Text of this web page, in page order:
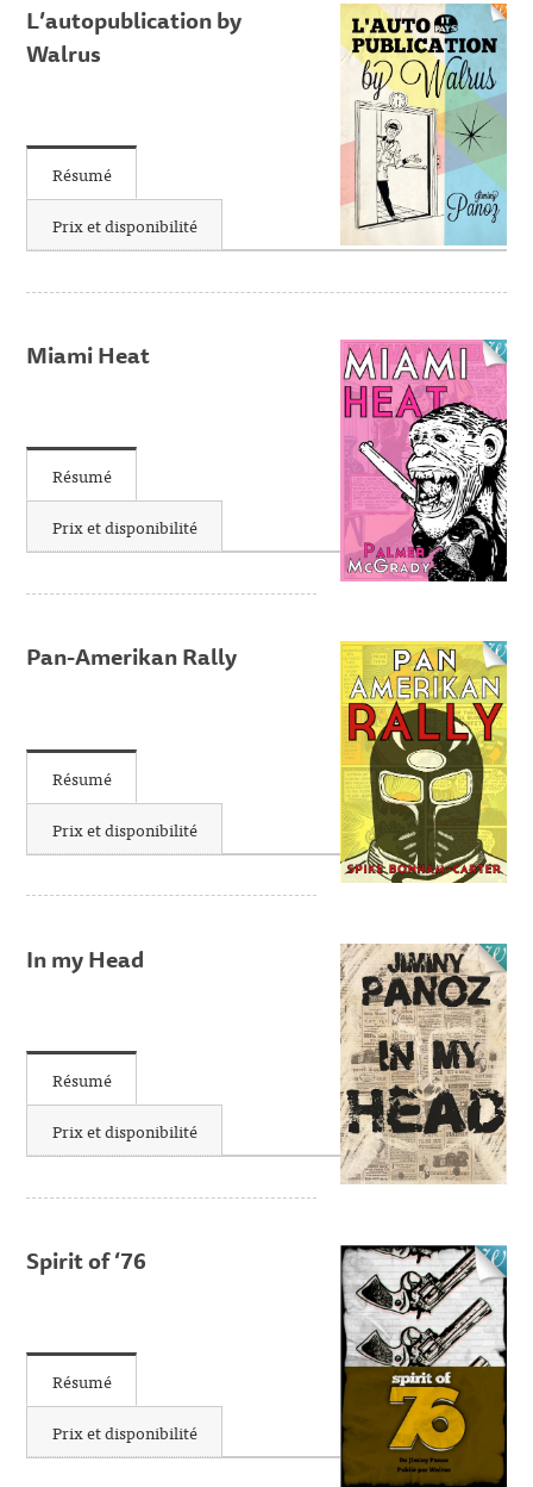
L’autopublication by
Walrus
Résumé
Prix et disponibilité
Miami Heat
Résumé
Prix et disponibilité
Pan-Amerikan Rally
Résumé
Prix et disponibilité
In my Head
Résumé
Prix et disponibilité
Spirit of ‘76
Résumé
Prix et disponibilité